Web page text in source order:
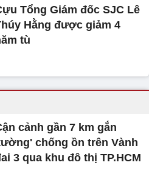
Tổng Giám đốc SJC Lê
Hằng được giảm 4
tù
cảnh gần 7 km gắn
chống ồn trên Vành
3 qua khu đô thị TP.HCM